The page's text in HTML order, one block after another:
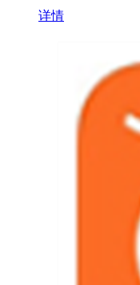
详情